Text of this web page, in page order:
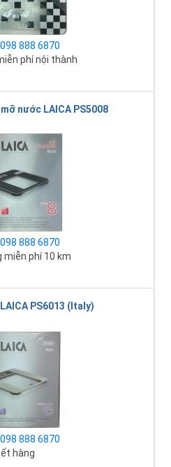
098 888 6870
phí nội thành
nước LAICA PS5008
098 888 6870
miễn phí 10 km
PS6013 (Italy)
098 888 6870
hàng